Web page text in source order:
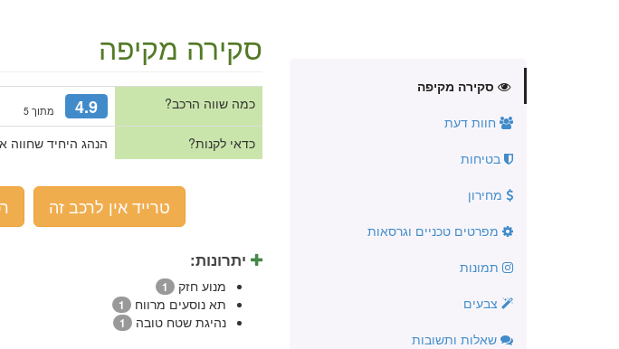
סקירה מקיפה
חוות דעת
בטיחות
מחירון
מפרטים טכניים וגרסאות
תמונות
צבעים
שאלות ותשובות
סקירה מקיפה
כמה שווה הרכב? 4.9 מתוך 5
כדאי לקנות? הנהג היחיד שחווה
טרייד אין לרכב זה
יתרונות:
מנוע חזק 1
תא נוסעים מרווח 1
נהיגת שטח טובה 1